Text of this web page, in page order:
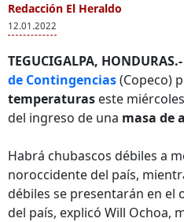
Redacción El Heraldo
12.01.2022
TEGUCIGALPA, HONDURAS.-
de Contingencias(Copeco)
temperaturas este
del ingreso de una masa de
Habrá chubascos débiles a
noroccidente del país,
débiles se presentarán en el
del país, explicó Will Ochoa,